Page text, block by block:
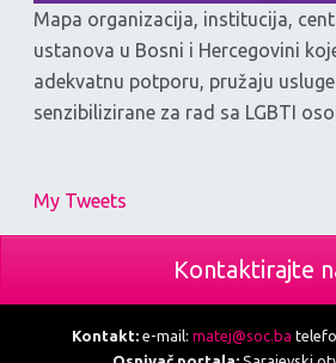
Mapa organizacija, institucija,
ustanova u Bosni i Hercegovini
adekvatnu potporu, pružaju
senzibilizirane za rad sa LGBTI
My Tweets
Kontaktirajte
Kontakt:e-mail: matej@soc.ba